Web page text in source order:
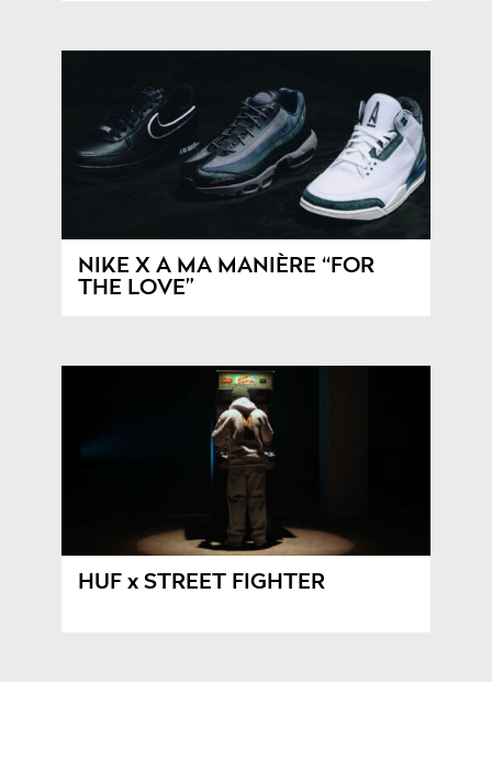
NIKE X A MA MANIÈRE “FOR
THE LOVE”
HUF x STREET FIGHTER